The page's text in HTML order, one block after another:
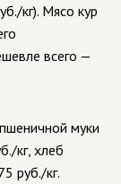
кг). Мясо кур
всего —
муки
кг, хлеб
руб./кг.